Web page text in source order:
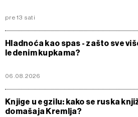
pre 13 sati
Hladnoća kao spas - zašto sve
ledenim kupkama?
06.08.2026
Knjige u egzilu: kako se ruska
domašaja Kremlja?